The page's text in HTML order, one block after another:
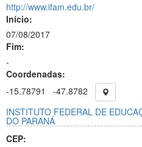
http://www.ifam.edu.br/
Início:
07/08/2017
Fim:
-
Coordenadas:
-15.78791
-47.8782
INSTITUTO FEDERAL DE
DO PARANÁ
CEP: